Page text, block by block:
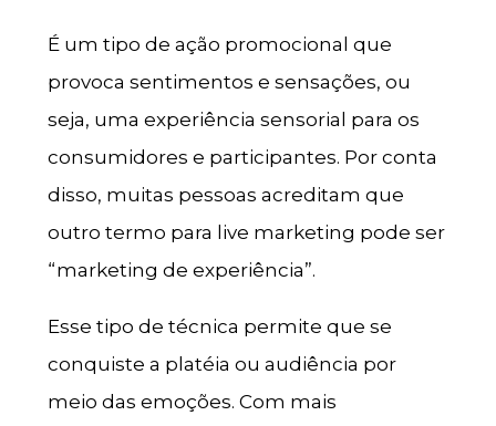
É um tipo de ação promocional que
provoca sentimentos e sensações, ou
seja, uma experiência sensorial para os
consumidores e participantes. Por conta
disso, muitas pessoas acreditam que
outro termo para live marketing pode ser
“marketing de experiência”.
Esse tipo de técnica permite que se
conquiste a platéia ou audiência por
meio das emoções. Com mais